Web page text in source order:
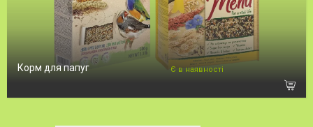
Корм для папуг Є в наявності